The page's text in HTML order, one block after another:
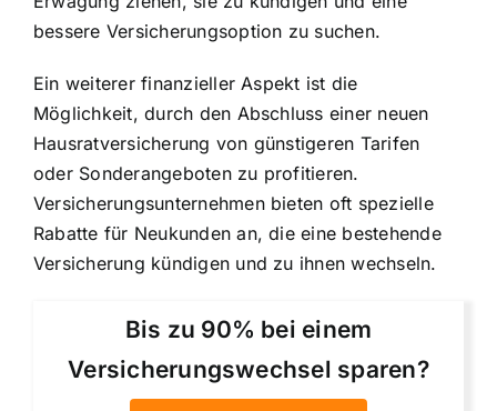
bessere Versicherungsoption zu suchen.
Ein weiterer finanzieller Aspekt ist die
Möglichkeit, durch den Abschluss einer neuen
Hausratversicherung von günstigeren Tarifen
oder Sonderangeboten zu profitieren.
Versicherungsunternehmen bieten oft spezielle
Rabatte für Neukunden an, die eine bestehende
Versicherung kündigen und zu ihnen wechseln.
Bis zu 90% bei einem
Versicherungswechsel sparen?